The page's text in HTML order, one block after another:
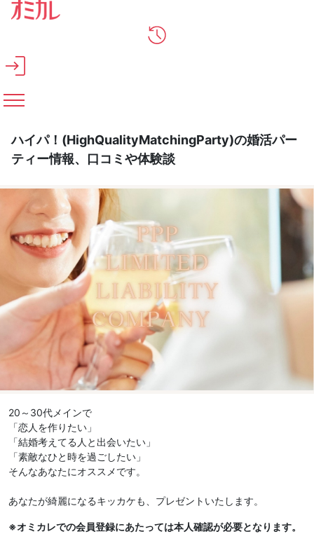
メインコンテンツへスキップ
ハイパ！(HighQualityMatchingParty)の婚活パー
ティー情報、口コミや体験談
20～30代メインで
「恋人を作りたい」
「結婚考えてる人と出会いたい」
「素敵なひと時を過ごしたい」
そんなあなたにオススメです。
あなたが綺麗になるキッカケも、プレゼントいたします。
※オミカレでの会員登録にあたっては本人確認が必要となります。